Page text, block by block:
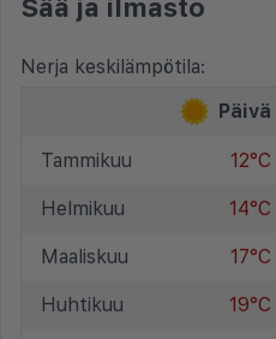
Sää ja ilmasto
Nerja keskilämpötila:
Päivä
Tammikuu 12°C
Helmikuu 14°C
Maaliskuu 17°C
Huhtikuu 19°C